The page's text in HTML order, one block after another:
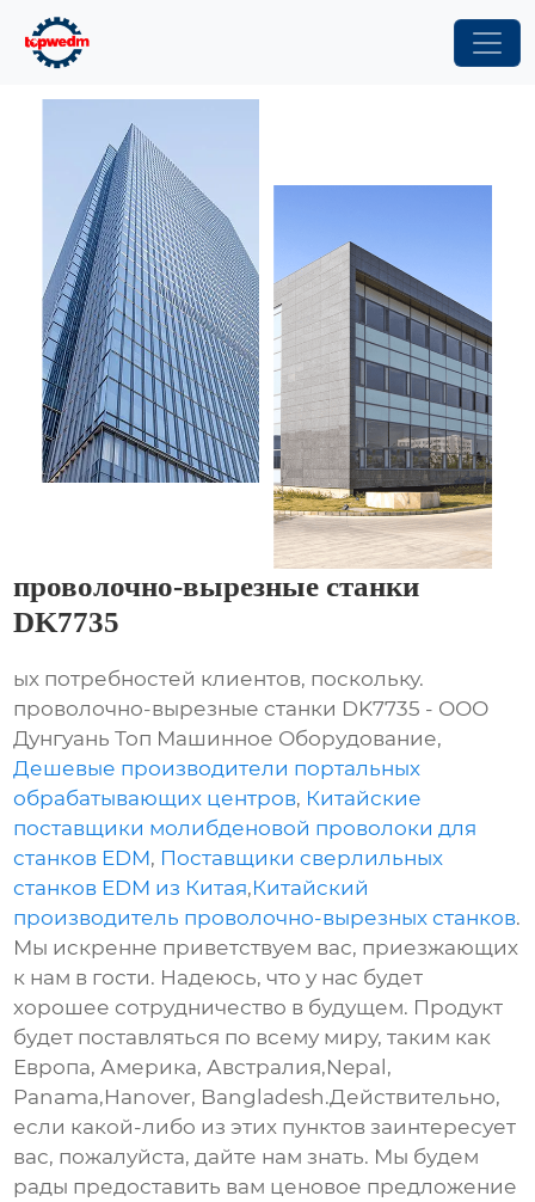
проволочно-вырезные станки
DK7735
ых потребностей клиентов, поскольку.
проволочно-вырезные станки DK7735 - ООО
Дунгуань Топ Машинное Оборудование,
Дешевые производители портальных
обрабатывающих центров, Китайские
поставщики молибденовой проволоки для
станков EDM, Поставщики сверлильных
станков EDM из Китая,Китайский
производитель проволочно-вырезных станков.
Мы искренне приветствуем вас, приезжающих
к нам в гости. Надеюсь, что у нас будет
хорошее сотрудничество в будущем. Продукт
будет поставляться по всему миру, таким как
Европа, Америка, Австралия,Nepal,
Panama,Hanover, Bangladesh.Действительно,
если какой-либо из этих пунктов заинтересует
вас, пожалуйста, дайте нам знать. Мы будем
рады предоставить вам ценовое предложение